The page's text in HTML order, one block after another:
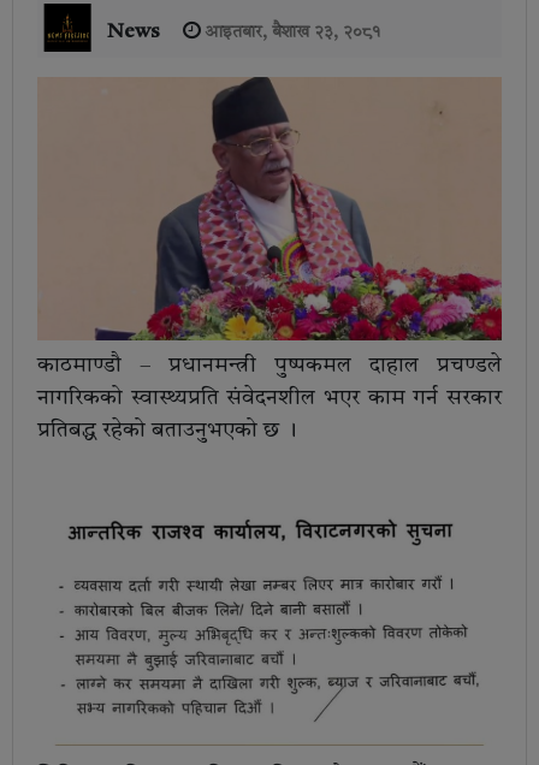
News आइतबार, बैशाख २३, २०८१
काठमाण्डाै – प्रधानमन्त्री पुष्पकमल दाहाल प्रचण्डले
नागरिकको स्वास्थ्यप्रति संवेदनशील भएर काम गर्न सरकार
प्रतिबद्ध रहेको बताउनुभएको छ ।